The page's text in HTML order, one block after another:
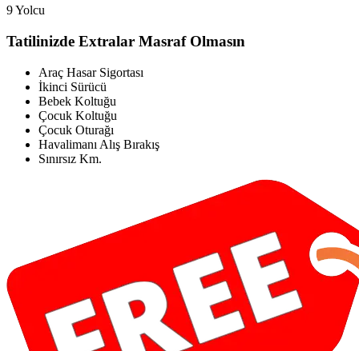
9 Yolcu
Tatilinizde Extralar Masraf Olmasın
Araç Hasar Sigortası
İkinci Sürücü
Bebek Koltuğu
Çocuk Koltuğu
Çocuk Oturağı
Havalimanı Alış Bırakış
Sınırsız Km.